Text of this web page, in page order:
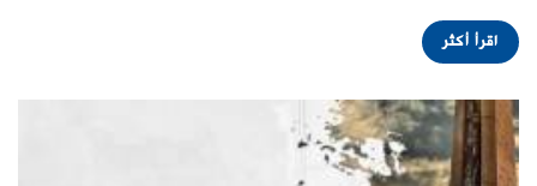
اقرأ أكثر